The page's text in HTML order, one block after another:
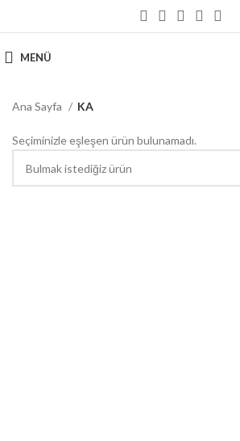
MENÜ
Ana Sayfa KA
Seçiminizle eşleşen ürün bulunamadı.